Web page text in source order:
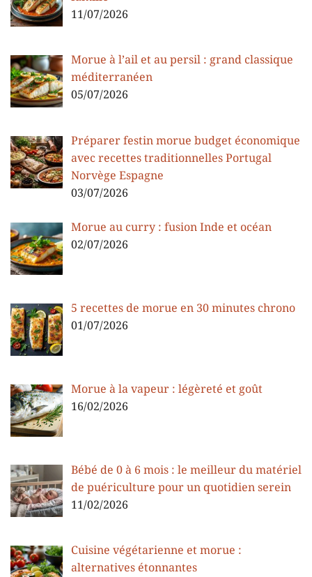
11/07/2026
Morue à l’ail et au persil : grand classique
méditerranéen
05/07/2026
Préparer festin morue budget économique
avec recettes traditionnelles Portugal
Norvège Espagne
03/07/2026
Morue au curry : fusion Inde et océan
02/07/2026
5 recettes de morue en 30 minutes chrono
01/07/2026
Morue à la vapeur : légèreté et goût
16/02/2026
Bébé de 0 à 6 mois : le meilleur du matériel
de puériculture pour un quotidien serein
11/02/2026
Cuisine végétarienne et morue :
alternatives étonnantes